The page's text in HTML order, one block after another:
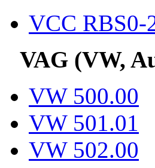
VCC RBS0-
VAG (VW,
VW 500.00
VW 501.01
VW 502.00